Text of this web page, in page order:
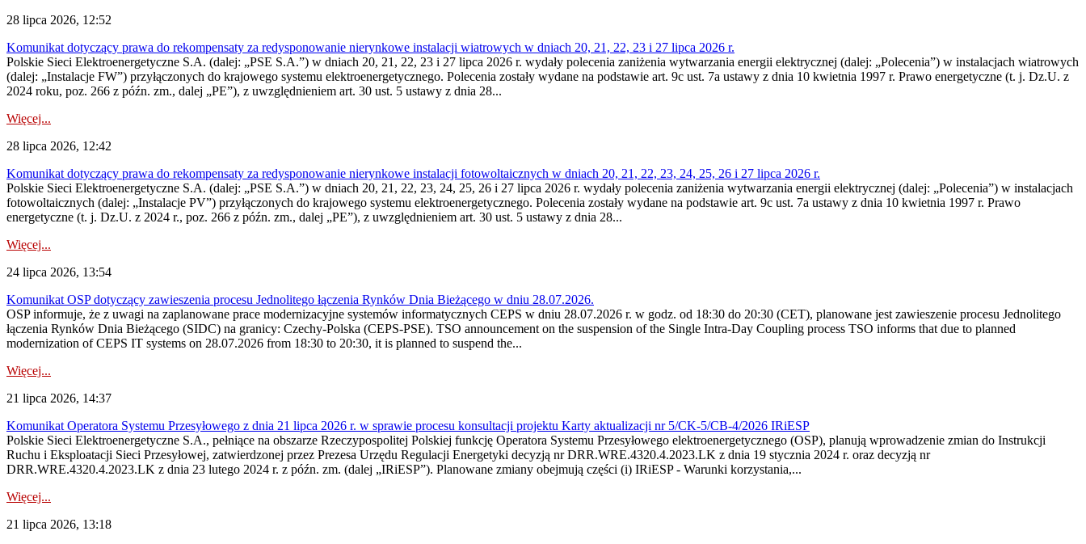
28 lipca 2026, 12:52
Komunikat dotyczący prawa do rekompensaty za redysponowanie nierynkowe instalacji wiatrowych w dniach 20, 21, 22, 23 i 27 lipca 2026 r.
Polskie Sieci Elektroenergetyczne S.A. (dalej: „PSE S.A.”) w dniach 20, 21, 22, 23 i 27 lipca 2026 r. wydały polecenia zaniżenia wytwarzania energii elektrycznej (dalej: „Polecenia”) w instalacjach wiatrowych
(dalej: „Instalacje FW”) przyłączonych do krajowego systemu elektroenergetycznego. Polecenia zostały wydane na podstawie art. 9c ust. 7a ustawy z dnia 10 kwietnia 1997 r. Prawo energetyczne (t. j. Dz.U. z
2024 roku, poz. 266 z późn. zm., dalej „PE”), z uwzględnieniem art. 30 ust. 5 ustawy z dnia 28...
Więcej...
28 lipca 2026, 12:42
Komunikat dotyczący prawa do rekompensaty za redysponowanie nierynkowe instalacji fotowoltaicznych w dniach 20, 21, 22, 23, 24, 25, 26 i 27 lipca 2026 r.
Polskie Sieci Elektroenergetyczne S.A. (dalej: „PSE S.A.”) w dniach 20, 21, 22, 23, 24, 25, 26 i 27 lipca 2026 r. wydały polecenia zaniżenia wytwarzania energii elektrycznej (dalej: „Polecenia”) w instalacjach
fotowoltaicznych (dalej: „Instalacje PV”) przyłączonych do krajowego systemu elektroenergetycznego. Polecenia zostały wydane na podstawie art. 9c ust. 7a ustawy z dnia 10 kwietnia 1997 r. Prawo
energetyczne (t. j. Dz.U. z 2024 r., poz. 266 z późn. zm., dalej „PE”), z uwzględnieniem art. 30 ust. 5 ustawy z dnia 28...
Więcej...
24 lipca 2026, 13:54
Komunikat OSP dotyczący zawieszenia procesu Jednolitego łączenia Rynków Dnia Bieżącego w dniu 28.07.2026.
OSP informuje, że z uwagi na zaplanowane prace modernizacyjne systemów informatycznych CEPS w dniu 28.07.2026 r. w godz. od 18:30 do 20:30 (CET), planowane jest zawieszenie procesu Jednolitego
łączenia Rynków Dnia Bieżącego (SIDC) na granicy: Czechy-Polska (CEPS-PSE). TSO announcement on the suspension of the Single Intra-Day Coupling process TSO informs that due to planned
modernization of CEPS IT systems on 28.07.2026 from 18:30 to 20:30, it is planned to suspend the...
Więcej...
21 lipca 2026, 14:37
Komunikat Operatora Systemu Przesyłowego z dnia 21 lipca 2026 r. w sprawie procesu konsultacji projektu Karty aktualizacji nr 5/CK-5/CB-4/2026 IRiESP
Polskie Sieci Elektroenergetyczne S.A., pełniące na obszarze Rzeczypospolitej Polskiej funkcję Operatora Systemu Przesyłowego elektroenergetycznego (OSP), planują wprowadzenie zmian do Instrukcji
Ruchu i Eksploatacji Sieci Przesyłowej, zatwierdzonej przez Prezesa Urzędu Regulacji Energetyki decyzją nr DRR.WRE.4320.4.2023.LK z dnia 19 stycznia 2024 r. oraz decyzją nr
DRR.WRE.4320.4.2023.LK z dnia 23 lutego 2024 r. z późn. zm. (dalej „IRiESP”). Planowane zmiany obejmują części (i) IRiESP - Warunki korzystania,...
Więcej...
21 lipca 2026, 13:18